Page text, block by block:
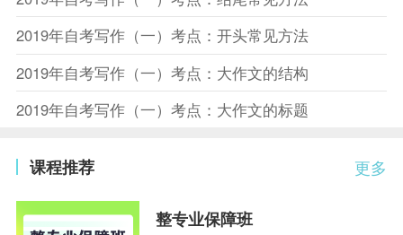
2019年自考写作（一）考点：开头常见方法
2019年自考写作（一）考点：大作文的结构
2019年自考写作（一）考点：大作文的标题
更多
课程推荐
整专业保障班